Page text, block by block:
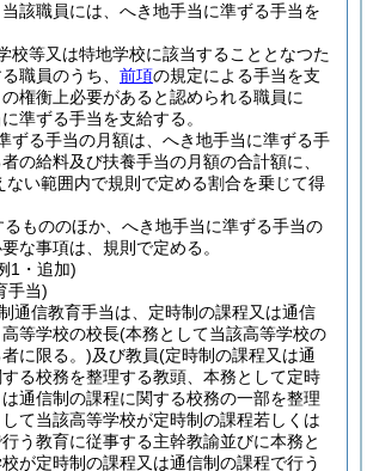
該職員には、へき地手当に準ずる手当を
校等又は特地学校に該当することとなつた
職員のうち、 前項の規定による手当を支
権衡上必要があると認められる職員に
準ずる手当を支給する。
ずる手当の月額は、へき地手当に準ずる手
の給料及び扶養手当の月額の合計額に、
ない範囲内で規則で定める割合を乗じて得
るもののほか、へき地手当に準ずる手当の
な事項は、規則で定める。
1・追加)
手当)
通信教育手当は、定時制の課程又は通信
等学校の校長(本務として当該高等学校の
に限る。)及び教員(定時制の課程又は通
る校務を整理する教頭、本務として定時
通信制の課程に関する校務の一部を整理
て当該高等学校が定時制の課程若しくは
う教育に従事する主幹教諭並びに本務と
が定時制の課程又は通信制の課程で行う